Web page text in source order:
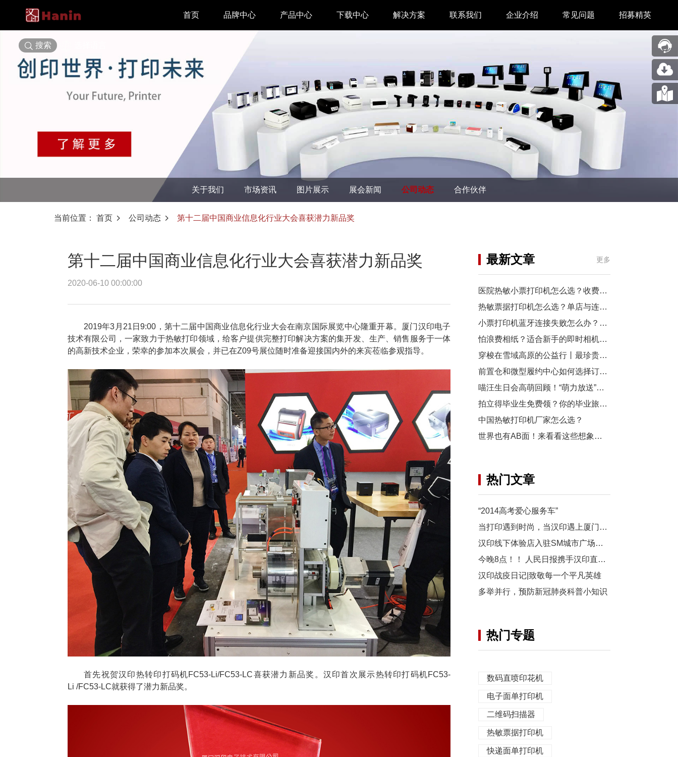
首页 品牌中心 产品中心 下载中心
汉印管家
工具下载
汉码标签软件
解决方案
即时零售
仓储物流
增材制造
联系我们
业务合作
回收再利用服务
问题反馈&建议
企业介绍
关于我们
图片展示
合作伙伴
汉印人文
公司动态
3D打印
常见问题 招募精英
搜索
关于我们 市场资讯 图片展示 展会新闻 公司动态 合作伙伴
当前位置： 首页 公司动态 第十二届中国商业信息化行业大会喜获潜力新品奖
第十二届中国商业信息化行业大会喜获潜力新品奖
2020-06-10 00:00:00
2019年3月21日9:00，第十二届中国商业信息化行业大会在南京国际展览中心隆重开幕。厦门汉印电子
技术有限公司，一家致力于热敏打印领域，给客户提供完整打印解决方案的集开发、生产、销售服务于一体
的高新技术企业，荣幸的参加本次展会，并已在Z09号展位随时准备迎接国内外的来宾莅临参观指导。
首先祝贺汉印热转印打码机FC53-Li/FC53-LC喜获潜力新品奖。汉印首次展示热转印打码机FC53-
Li /FC53-LC就获得了潜力新品奖。
最新文章 更多
医院热敏小票打印机怎么选？收费窗口、药房以及诊室选型指南
热敏票据打印机怎么选？单店与连锁门店选型对比
小票打印机蓝牙连接失败怎么办？从配对到断连7步排查
怕浪费相纸？适合新手的即时相机推荐
穿梭在雪域高原的公益行丨最珍贵的“礼物”，是让孩子看见远方
前置仓和微型履约中心如何选择订单小票打印机？
喵汪生日会高萌回顾！“萌力放送”请查收~
拍立得毕业生免费领？你的毕业旅行照，也有机会上「三影堂」影展了！
中国热敏打印机厂家怎么选？
世界也有AB面！来看看这些想象力拉满的拍立得作品~
热门文章
“2014高考爱心服务车”
当打印遇到时尚，当汉印遇上厦门国际时尚周
汉印线下体验店入驻SM城市广场一期，开业福利来袭~
今晚8点！！ 人民日报携手汉印直播带货，与你不见不散！
汉印战疫日记|致敬每一个平凡英雄
多举并行，预防新冠肺炎科普小知识
热门专题
数码直喷印花机
电子面单打印机
二维码扫描器
热敏票据打印机
快递面单打印机